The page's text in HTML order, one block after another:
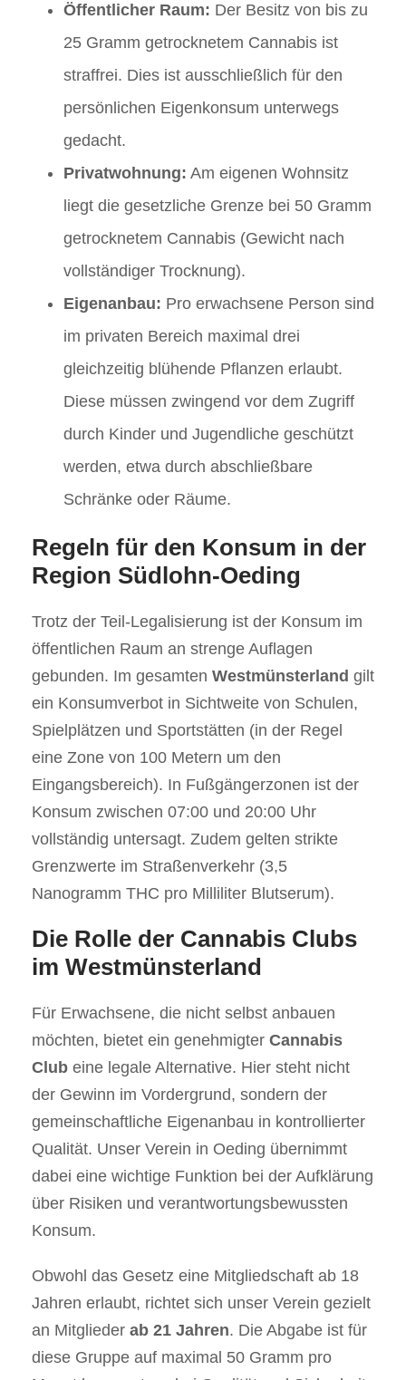
Öffentlicher Raum: Der Besitz von bis zu
25 Gramm getrocknetem Cannabis ist
straffrei. Dies ist ausschließlich für den
persönlichen Eigenkonsum unterwegs
gedacht.
Privatwohnung: Am eigenen Wohnsitz
liegt die gesetzliche Grenze bei 50 Gramm
getrocknetem Cannabis (Gewicht nach
vollständiger Trocknung).
Eigenanbau: Pro erwachsene Person sind
im privaten Bereich maximal drei
gleichzeitig blühende Pflanzen erlaubt.
Diese müssen zwingend vor dem Zugriff
durch Kinder und Jugendliche geschützt
werden, etwa durch abschließbare
Schränke oder Räume.
Regeln für den Konsum in der
Region Südlohn-Oeding
Trotz der Teil-Legalisierung ist der Konsum im
öffentlichen Raum an strenge Auflagen
gebunden. Im gesamten Westmünsterland gilt
ein Konsumverbot in Sichtweite von Schulen,
Spielplätzen und Sportstätten (in der Regel
eine Zone von 100 Metern um den
Eingangsbereich). In Fußgängerzonen ist der
Konsum zwischen 07:00 und 20:00 Uhr
vollständig untersagt. Zudem gelten strikte
Grenzwerte im Straßenverkehr (3,5
Nanogramm THC pro Milliliter Blutserum).
Die Rolle der Cannabis Clubs
im Westmünsterland
Für Erwachsene, die nicht selbst anbauen
möchten, bietet ein genehmigter Cannabis
Club eine legale Alternative. Hier steht nicht
der Gewinn im Vordergrund, sondern der
gemeinschaftliche Eigenanbau in kontrollierter
Qualität. Unser Verein in Oeding übernimmt
dabei eine wichtige Funktion bei der Aufklärung
über Risiken und verantwortungsbewussten
Konsum.
Obwohl das Gesetz eine Mitgliedschaft ab 18
Jahren erlaubt, richtet sich unser Verein gezielt
an Mitglieder ab 21 Jahren. Die Abgabe ist für
diese Gruppe auf maximal 50 Gramm pro